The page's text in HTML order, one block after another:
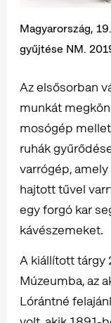
Magyarország,
gyűjtése NM.
Az elsősorban
munkát
mosógép
ruhák
varrógép,
hajtott tűvel
egy forgó kar
kávészemeket.
A kiállított tárgy
Múzeumba, az
Lórántné